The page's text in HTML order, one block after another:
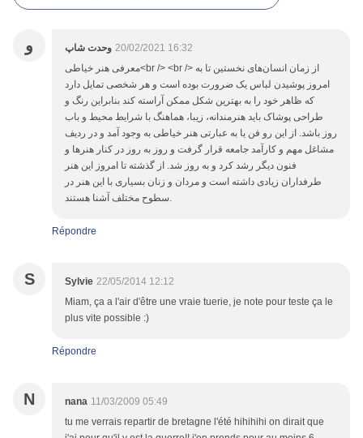
و وحدت شاپ 20/02/2021 16:32
معرفی هنر خیاطی<br /> <br /> از زمان انسان‌های نخستین تا به
امروز پوشیدن لباس یک ضرورت بوده است و هر شخصی تمایل دارد
که ظاهر خود را به بهترین شکل ممکن آراسته کند بنابراین رنگ و
طراحی پوشاک باید هنرمندانه، زیبا، هماهنگ با شرایط محیط و باب
روز باشد. از این رو فن یا به عبارتی هنر خیاطی به وجود آمد و در ردیف
مشاغل مهم و کارآمد جامعه قرار گرفت و روز به روز در کنار هنرها و
فنون دیگر رشد کرد و به روز شد. از گذشته تا امروز این هنر
طرفداران زیادی داشته است و مردان و زنان بسیاری با این هنر در
سطوح مختلف آشنا هستند.
Répondre
S Sylvie 22/05/2014 12:12
Miam, ça a l'air d'être une vraie tuerie, je note pour teste ça le
plus vite possible :)
Répondre
N nana 11/03/2009 05:49
tu me verrais repartir de bretagne l'été hihihihi on dirait que